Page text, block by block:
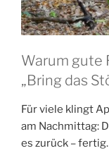
Warum gute
„Bring das
Für viele klingt
am Nachmittag:
es zurück –